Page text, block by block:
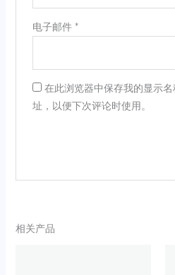
电子邮件 *
在此浏览器中保存我的显示
址，以便下次评论时使用。
相关产品